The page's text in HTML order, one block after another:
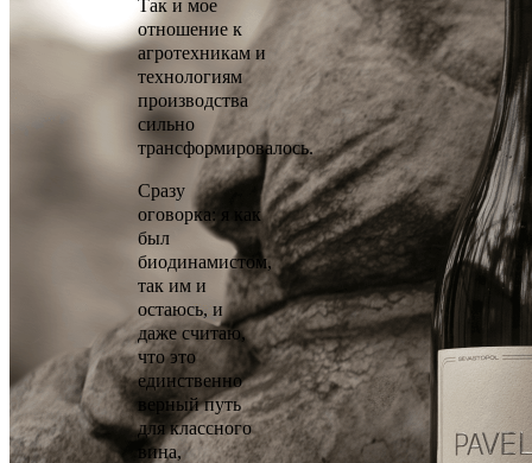
Так и мое
отношение к
агротехникам и
технологиям
производства
сильно
трансформировалось.
Сразу
оговорка: я как
был
биодинамистом,
так им и
остаюсь, и
даже считаю,
что это
единственно
верный путь
для классного
вина,